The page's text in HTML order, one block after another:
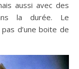
aussi avec des
la durée. Le
d’une boite de